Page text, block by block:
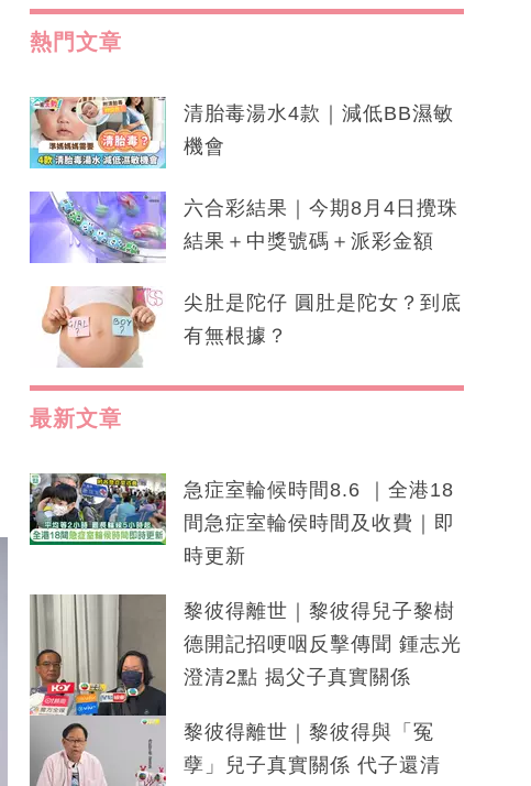
熱門文章
清胎毒湯水4款｜減低BB濕敏
機會
六合彩結果｜今期8月4日攪珠
結果＋中獎號碼＋派彩金額
尖肚是陀仔 圓肚是陀女？到底
有無根據？
最新文章
急症室輪候時間8.6 ｜全港18
間急症室輪侯時間及收費｜即
時更新
黎彼得離世｜黎彼得兒子黎樹
德開記招哽咽反擊傳聞 鍾志光
澄清2點 揭父子真實關係
黎彼得離世｜黎彼得與「冤
孽」兒子真實關係 代子還清